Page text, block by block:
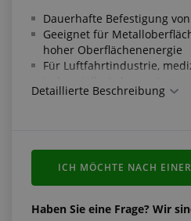
Dauerhafte Befestigung
Geeignet für
hoher Oberflächenenergie
Für Luftfahrtindustrie,
Verbrauchsgeräte und
Technische Parameter:
Klebstoff: Acrylat 200 MP
Ohne Trägermaterial
Liner: Hellbraunes
Detaillierte Beschreibung
Haben Sie eine Frage? Wir
ICH MÖCHTE NACH